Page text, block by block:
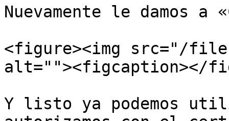
Nuevamente le damos a
<figure><img src="/files/
alt=""><figcaption></
Y listo ya podemos